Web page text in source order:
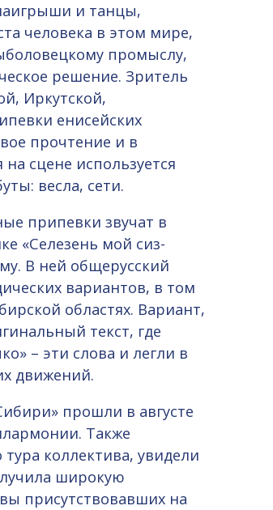
и танцы,
человека в этом мире,
промыслу,
решение. Зритель
Иркутской,
енисейских
прочтение и в
сцене используется
весла, сети.
припевки звучат в
«Селезень мой сиз-
В ней общерусский
вариантов, в том
областях. Вариант,
текст, где
– эти слова и легли в
движений.
прошли в августе
Также
коллектива, увидели
широкую
присутствовавших на